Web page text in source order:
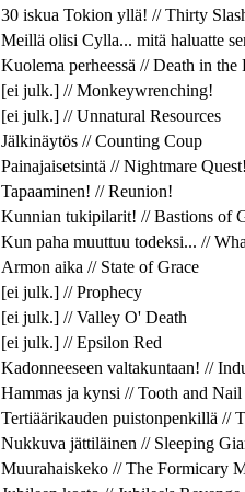
30 iskua Tokion yllä! // Thirty
Meillä olisi Cylla... mitä haluatte
Kuolema perheessä // Death in the
[ei julk.] // Monkeywrenching!
[ei julk.] // Unnatural Resources
Jälkinäytös // Counting Coup
Painajaisetsintä // Nightmare Quest!
Tapaaminen! // Reunion!
Kunnian tukipilarit! // Bastions of
Kun paha muuttuu todeksi... //
Armon aika // State of Grace
[ei julk.] // Prophecy
[ei julk.] // Valley O' Death
[ei julk.] // Epsilon Red
Kadonneeseen valtakuntaan! //
Hammas ja kynsi // Tooth and Nail
Tertiäärikauden puistonpenkillä //
Nukkuva jättiläinen // Sleeping
Muurahaiskeko // The Formicary